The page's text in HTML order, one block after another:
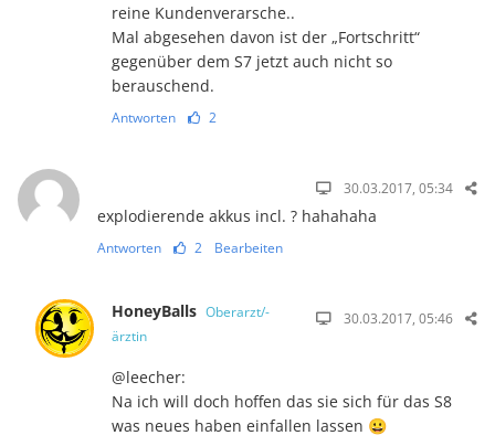
reine Kundenverarsche..
Mal abgesehen davon ist der „Fortschritt“
gegenüber dem S7 jetzt auch nicht so
berauschend.
Antworten 2
30.03.2017, 05:34
explodierende akkus incl. ? hahahaha
Antworten 2 Bearbeiten
HoneyBalls Oberarzt/-
ärztin
30.03.2017, 05:46
@leecher:
Na ich will doch hoffen das sie sich für das S8
was neues haben einfallen lassen 😀